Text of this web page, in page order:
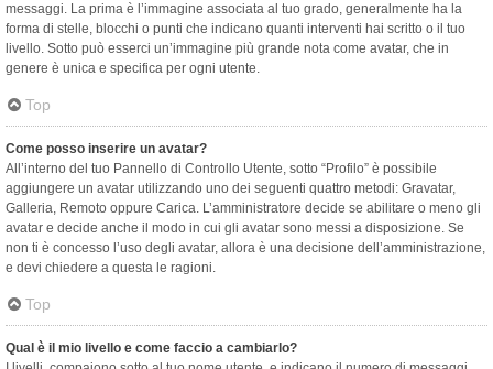
messaggi. La prima è l’immagine associata al tuo grado, generalmente ha la
forma di stelle, blocchi o punti che indicano quanti interventi hai scritto o il tuo
livello. Sotto può esserci un’immagine più grande nota come avatar, che in
genere è unica e specifica per ogni utente.
Top
Come posso inserire un avatar?
All’interno del tuo Pannello di Controllo Utente, sotto “Profilo” è possibile
aggiungere un avatar utilizzando uno dei seguenti quattro metodi: Gravatar,
Galleria, Remoto oppure Carica. L’amministratore decide se abilitare o meno gli
avatar e decide anche il modo in cui gli avatar sono messi a disposizione. Se
non ti è concesso l’uso degli avatar, allora è una decisione dell’amministrazione,
e devi chiedere a questa le ragioni.
Top
Qual è il mio livello e come faccio a cambiarlo?